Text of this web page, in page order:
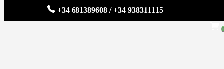
+34 681389608 / +34 938311115
0